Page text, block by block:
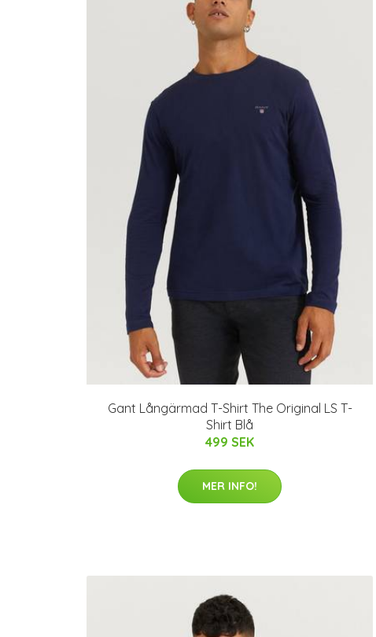
Gant Långärmad T-Shirt The Original LS T-
Shirt Blå
499 SEK
MER INFO!